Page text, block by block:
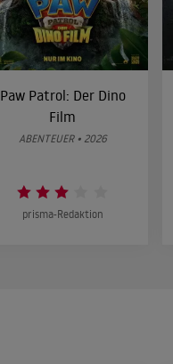
Paw Patrol: Der Dino
Film
ABENTEUER • 2026
prisma-Redaktion